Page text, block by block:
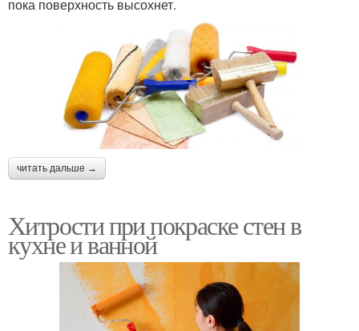
пока поверхность высохнет.
читать дальше →
Хитрости при покраске стен в
кухне и ванной